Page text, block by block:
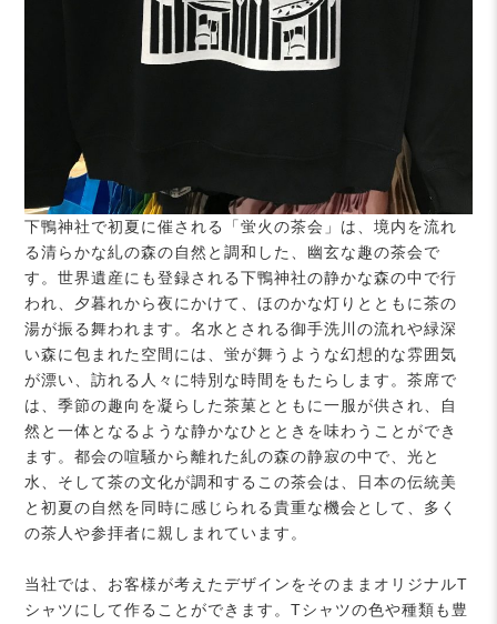
下鴨神社で初夏に催される「蛍火の茶会」は、境内を流れ
る清らかな糺の森の自然と調和した、幽玄な趣の茶会で
す。世界遺産にも登録される下鴨神社の静かな森の中で行
われ、夕暮れから夜にかけて、ほのかな灯りとともに茶の
湯が振る舞われます。名水とされる御手洗川の流れや緑深
い森に包まれた空間には、蛍が舞うような幻想的な雰囲気
が漂い、訪れる人々に特別な時間をもたらします。茶席で
は、季節の趣向を凝らした茶菓とともに一服が供され、自
然と一体となるような静かなひとときを味わうことができ
ます。都会の喧騒から離れた糺の森の静寂の中で、光と
水、そして茶の文化が調和するこの茶会は、日本の伝統美
と初夏の自然を同時に感じられる貴重な機会として、多く
の茶人や参拝者に親しまれています。
当社では、お客様が考えたデザインをそのままオリジナルT
シャツにして作ることができます。Tシャツの色や種類も豊